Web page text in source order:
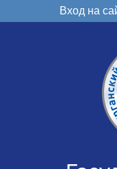
Вход на